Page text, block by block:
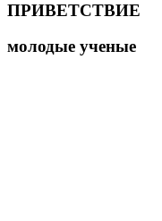
ПРИВЕТСТВИЕ
молодые ученые